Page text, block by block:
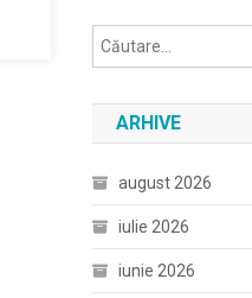
ARHIVE
august 2026
iulie 2026
iunie 2026